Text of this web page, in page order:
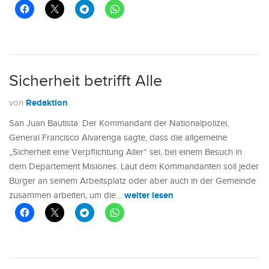
Sicherheit betrifft Alle
von Redaktion
San Juan Bautista: Der Kommandant der Nationalpolizei,
General Francisco Alvarenga sagte, dass die allgemeine
„Sicherheit eine Verpflichtung Aller“ sei, bei einem Besuch in
dem Departement Misiones. Laut dem Kommandanten soll jeder
Bürger an seinem Arbeitsplatz oder aber auch in der Gemeinde
zusammen arbeiten, um die… weiter lesen